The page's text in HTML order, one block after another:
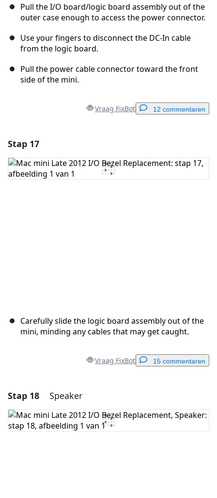
Pull the I/O board/logic board assembly out of the
outer case enough to access the power connector.
Use your fingers to disconnect the DC-In cable
from the logic board.
Pull the power cable connector toward the front
side of the mini.
Vraag FixBot 12 commentaren
Voeg opmerking toe
Stap 17
Carefully slide the logic board assembly out of the
mini, minding any cables that may get caught.
Vraag FixBot 15 commentaren
Voeg een opmerking toe
Voeg opmerking toe
Stap 18 Speaker